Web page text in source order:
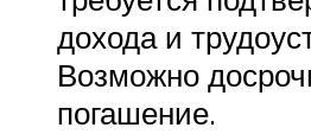
дохода и
Возможно
погашение.